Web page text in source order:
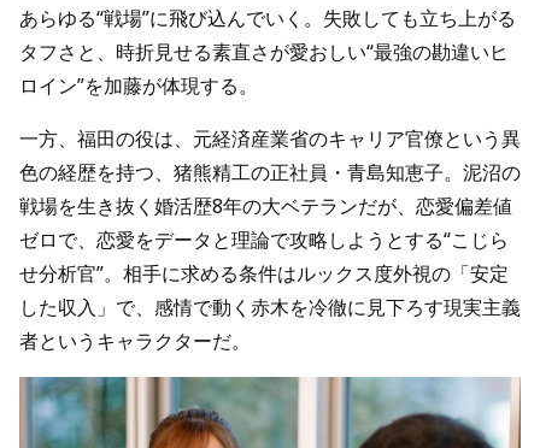
あらゆる“戦場”に飛び込んでいく。失敗しても立ち上がる
タフさと、時折見せる素直さが愛おしい“最強の勘違いヒ
ロイン”を加藤が体現する。
一方、福田の役は、元経済産業省のキャリア官僚という異
色の経歴を持つ、猪熊精工の正社員・青島知恵子。泥沼の
戦場を生き抜く婚活歴8年の大ベテランだが、恋愛偏差値
ゼロで、恋愛をデータと理論で攻略しようとする“こじら
せ分析官”。相手に求める条件はルックス度外視の「安定
した収入」で、感情で動く赤木を冷徹に見下ろす現実主義
者というキャラクターだ。